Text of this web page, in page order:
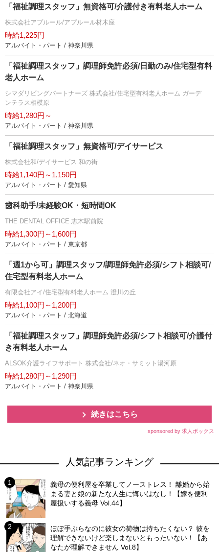
「福祉調理スタッフ」無資格可/介護付き有料老人ホーム
株式会社アプルール/アプルール材木座
時給1,225円
アルバイト・パート / 神奈川県
「福祉調理スタッフ」調理師免許必須/日勤のみ/住宅型有料
老人ホーム
シマダリビングパートナーズ 株式会社/住宅型有料老人ホーム ガーデ
ンテラス相模原
時給1,280円～
アルバイト・パート / 神奈川県
「福祉調理スタッフ」無資格可/デイサービス
株式会社和/デイサービス 和の街
時給1,140円～1,150円
アルバイト・パート / 愛知県
歯科助手/未経験OK・短時間OK
THE DENTAL OFFICE 志木駅前院
時給1,300円～1,600円
アルバイト・パート / 東京都
「週1から可」調理スタッフ/調理師免許必須/シフト相談可/
住宅型有料老人ホーム
有限会社アイ/住宅型有料老人ホーム 澄川の丘
時給1,100円～1,200円
アルバイト・パート / 北海道
「福祉調理スタッフ」調理師免許必須/シフト相談可/介護付
き有料老人ホーム
ALSOK介護ライフサポート 株式会社/ネオ・サミット湯河原
時給1,280円～1,290円
アルバイト・パート / 神奈川県
続きはこちら
sponsored by 求人ボックス
人気記事ランキング
義母の便利屋を卒業してノーストレス！ 離婚から始
まる妻と娘の新たな人生に悔いはなし！【嫁を便利
屋扱いする義母 Vol.44】
ほぼ手ぶらなのに彼女の荷物は持ちたくない？ 彼を
理解できないけど楽しまないともったいない！【あ
なたが理解できません Vol.8】